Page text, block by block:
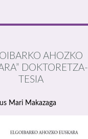
AHOZKO
DOKTORETZA-
TESIA
Mari Makazaga